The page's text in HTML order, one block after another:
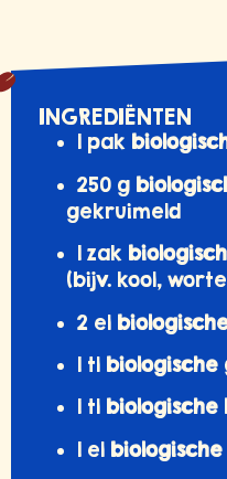
INGREDIËNTEN
1 pak
250 g
gekruimeld
1 zak
(bijv. kool,
2 el
1 tl
1 tl
1 el